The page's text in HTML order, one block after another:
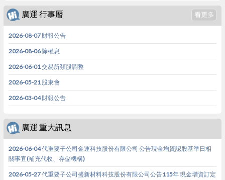
廣運 行事曆
2026-08-07 財報公告
2026-08-06 除權息
2026-06-01 交易所類股調整
2026-05-21 股東會
2026-03-04 財報公告
廣運 重大訊息
2026-06-04 代重要子公司金運科技股份有限公司 公告現金增資認股基準日相
關事宜(補充代收、存儲機構)
2026-05-27 代重要子公司盛新材料科技股份有限公司公告115年 現金增資訂定